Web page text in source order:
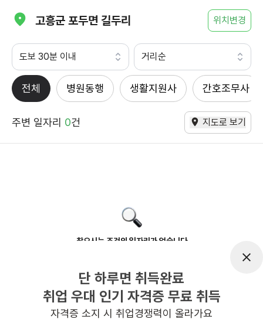
고흥군 포두면 길두리 위치변경
도보 30분 이내 거리순
전체 병원동행 생활지원사 간호조무사
주변 일자리 0건 지도로 보기
찾으시는 조건의 일자리가 없습니다
반경 3KM 이내의 일자리 확인하기
단 하루면 취득완료
취업 우대 인기 자격증 무료 취득
자격증 소지 시 취업경쟁력이 올라가요